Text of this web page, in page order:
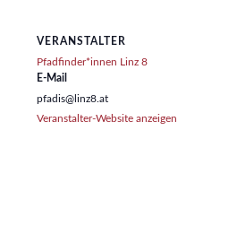
VERANSTALTER
Pfadfinder*innen Linz 8
E-Mail
pfadis@linz8.at
Veranstalter-Website anzeigen